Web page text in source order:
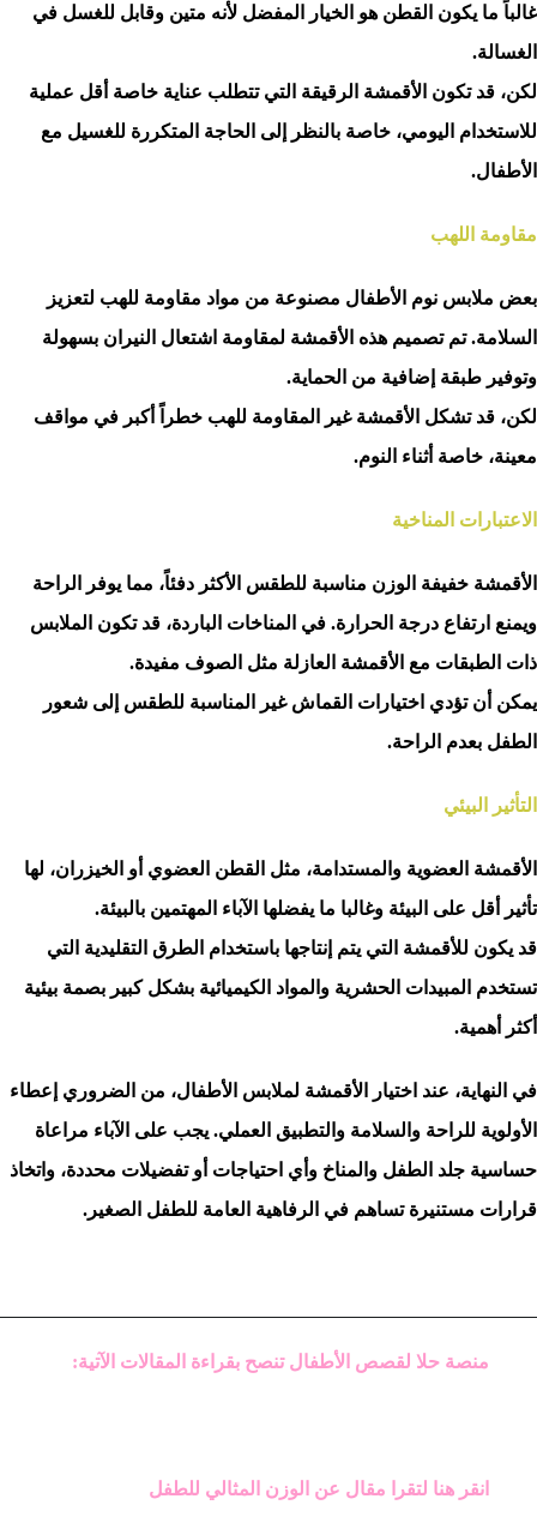
غالباً ما يكون القطن هو الخيار المفضل لأنه متين وقابل للغسل في
الغسالة.
لكن، قد تكون الأقمشة الرقيقة التي تتطلب عناية خاصة أقل عملية
للاستخدام اليومي، خاصة بالنظر إلى الحاجة المتكررة للغسيل مع
الأطفال.
مقاومة اللهب
بعض ملابس نوم الأطفال مصنوعة من مواد مقاومة للهب لتعزيز
السلامة. تم تصميم هذه الأقمشة لمقاومة اشتعال النيران بسهولة
وتوفير طبقة إضافية من الحماية.
لكن، قد تشكل الأقمشة غير المقاومة للهب خطراً أكبر في مواقف
معينة، خاصة أثناء النوم.
الاعتبارات المناخية
الأقمشة خفيفة الوزن مناسبة للطقس الأكثر دفئاً، مما يوفر الراحة
ويمنع ارتفاع درجة الحرارة. في المناخات الباردة، قد تكون الملابس
ذات الطبقات مع الأقمشة العازلة مثل الصوف مفيدة.
يمكن أن تؤدي اختيارات القماش غير المناسبة للطقس إلى شعور
الطفل بعدم الراحة.
التأثير البيئي
الأقمشة العضوية والمستدامة، مثل القطن العضوي أو الخيزران، لها
تأثير أقل على البيئة وغالبا ما يفضلها الآباء المهتمين بالبيئة.
قد يكون للأقمشة التي يتم إنتاجها باستخدام الطرق التقليدية التي
تستخدم المبيدات الحشرية والمواد الكيميائية بشكل كبير بصمة بيئية
أكثر أهمية.
في النهاية، عند اختيار الأقمشة لملابس الأطفال، من الضروري إعطاء
الأولوية للراحة والسلامة والتطبيق العملي. يجب على الآباء مراعاة
حساسية جلد الطفل والمناخ وأي احتياجات أو تفضيلات محددة، واتخاذ
قرارات مستنيرة تساهم في الرفاهية العامة للطفل الصغير.
منصة حلا لقصص الأطفال تنصح بقراءة المقالات الآتية:
انقر هنا لتقرا مقال عن الوزن المثالي للطفل